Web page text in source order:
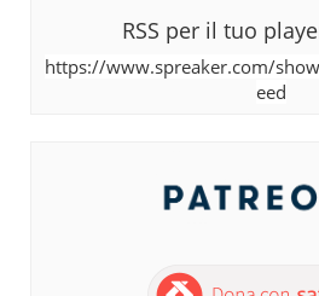
RSS per il tuo
https://www.spreaker.com/
eed